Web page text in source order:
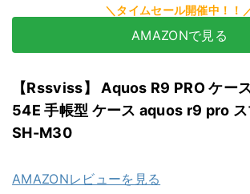
AMAZONで見る
【Rssviss】 Aquos R9 PRO ケー
54E 手帳型 ケース aquos r9 pro ス
SH-M30
AMAZONレビューを見る